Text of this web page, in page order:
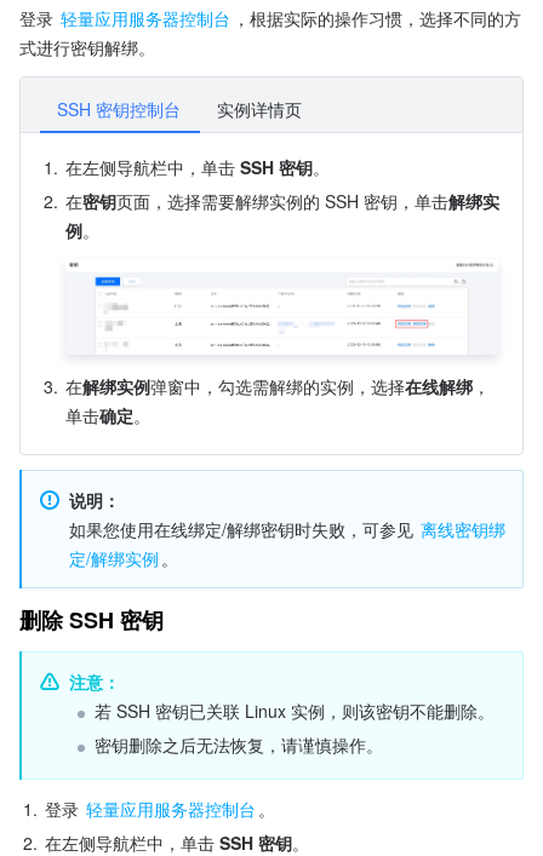
登录 轻量应用服务器控制台 ，根据实际的操作习惯，选择不同的方
式进行密钥解绑。
SSH 密钥控制台 实例详情页
1. 在左侧导航栏中，单击 SSH 密钥。
2. 在密钥页面，选择需要解绑实例的 SSH 密钥，单击解绑实
例。
3. 在解绑实例弹窗中，勾选需解绑的实例，选择在线解绑 ，
单击确定。
说明：
如果您使用在线绑定/解绑密钥时失败，可参见 离线密钥绑
定/解绑实例 。
删除 SSH 密钥
注意：
若 SSH 密钥已关联 Linux 实例，则该密钥不能删除。
密钥删除之后无法恢复，请谨慎操作。
1. 登录 轻量应用服务器控制台 。
2. 在左侧导航栏中，单击 SSH 密钥。